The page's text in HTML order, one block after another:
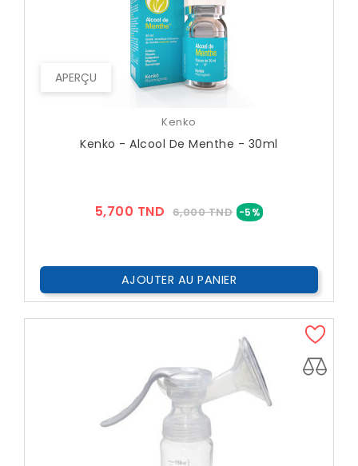
APERÇU
Kenko
Kenko - Alcool De Menthe - 30ml
5,700 TND Prix
6,000 TND -5%Prix
AJOUTER AU PANIER